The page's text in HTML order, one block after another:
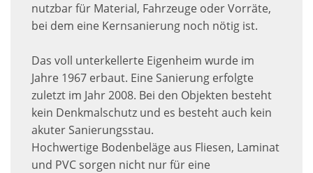
nutzbar für Material, Fahrzeuge oder Vorräte,
bei dem eine Kernsanierung noch nötig ist.
Das voll unterkellerte Eigenheim wurde im
Jahre 1967 erbaut. Eine Sanierung erfolgte
zuletzt im Jahr 2008. Bei den Objekten besteht
kein Denkmalschutz und es besteht auch kein
akuter Sanierungsstau.
Hochwertige Bodenbeläge aus Fliesen, Laminat
und PVC sorgen nicht nur für eine